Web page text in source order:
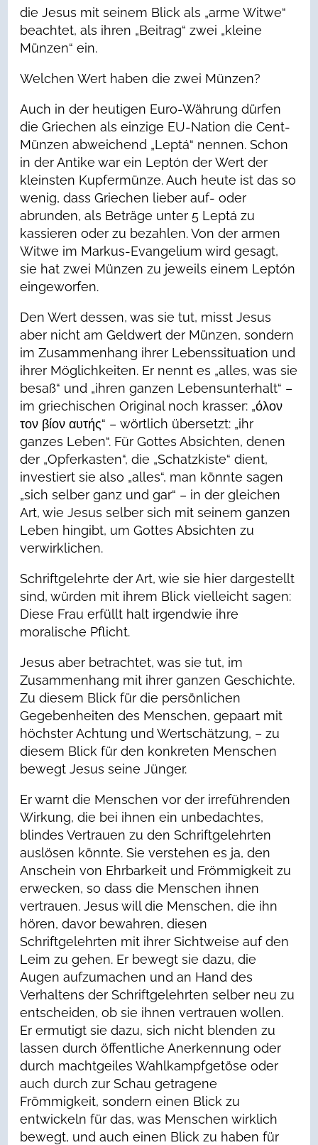
die Jesus mit seinem Blick als „arme Witwe“
beachtet, als ihren „Beitrag“ zwei „kleine
Münzen“ ein.
Welchen Wert haben die zwei Münzen?
Auch in der heutigen Euro-Währung dürfen
die Griechen als einzige EU-Nation die Cent-
Münzen abweichend „Leptá“ nennen. Schon
in der Antike war ein Leptón der Wert der
kleinsten Kupfermünze. Auch heute ist das so
wenig, dass Griechen lieber auf- oder
abrunden, als Beträge unter 5 Leptá zu
kassieren oder zu bezahlen. Von der armen
Witwe im Markus-Evangelium wird gesagt,
sie hat zwei Münzen zu jeweils einem Leptón
eingeworfen.
Den Wert dessen, was sie tut, misst Jesus
aber nicht am Geldwert der Münzen, sondern
im Zusammenhang ihrer Lebenssituation und
ihrer Möglichkeiten. Er nennt es „alles, was sie
besaß“ und „ihren ganzen Lebensunterhalt“ –
im griechischen Original noch krasser: „όλον
τον βίον αυτής“ – wörtlich übersetzt: „ihr
ganzes Leben“. Für Gottes Absichten, denen
der „Opferkasten“, die „Schatzkiste“ dient,
investiert sie also „alles“, man könnte sagen
„sich selber ganz und gar“ – in der gleichen
Art, wie Jesus selber sich mit seinem ganzen
Leben hingibt, um Gottes Absichten zu
verwirklichen.
Schriftgelehrte der Art, wie sie hier dargestellt
sind, würden mit ihrem Blick vielleicht sagen:
Diese Frau erfüllt halt irgendwie ihre
moralische Pflicht.
Jesus aber betrachtet, was sie tut, im
Zusammenhang mit ihrer ganzen Geschichte.
Zu diesem Blick für die persönlichen
Gegebenheiten des Menschen, gepaart mit
höchster Achtung und Wertschätzung, – zu
diesem Blick für den konkreten Menschen
bewegt Jesus seine Jünger.
Er warnt die Menschen vor der irreführenden
Wirkung, die bei ihnen ein unbedachtes,
blindes Vertrauen zu den Schriftgelehrten
auslösen könnte. Sie verstehen es ja, den
Anschein von Ehrbarkeit und Frömmigkeit zu
erwecken, so dass die Menschen ihnen
vertrauen. Jesus will die Menschen, die ihn
hören, davor bewahren, diesen
Schriftgelehrten mit ihrer Sichtweise auf den
Leim zu gehen. Er bewegt sie dazu, die
Augen aufzumachen und an Hand des
Verhaltens der Schriftgelehrten selber neu zu
entscheiden, ob sie ihnen vertrauen wollen.
Er ermutigt sie dazu, sich nicht blenden zu
lassen durch öffentliche Anerkennung oder
durch machtgeiles Wahlkampfgetöse oder
auch durch zur Schau getragene
Frömmigkeit, sondern einen Blick zu
entwickeln für das, was Menschen wirklich
bewegt, und auch einen Blick zu haben für